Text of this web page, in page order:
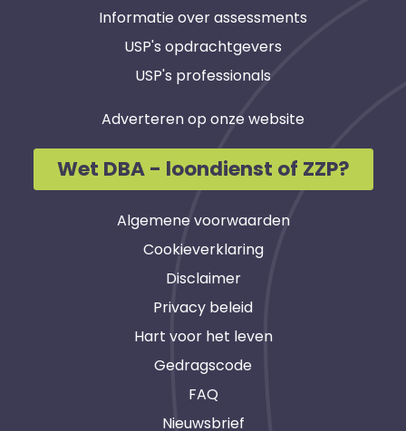
Informatie over assessments
USP's opdrachtgevers
USP's professionals
Adverteren op onze website
Wet DBA - loondienst of ZZP?
Algemene voorwaarden
Cookieverklaring
Disclaimer
Privacy beleid
Hart voor het leven
Gedragscode
FAQ
Nieuwsbrief